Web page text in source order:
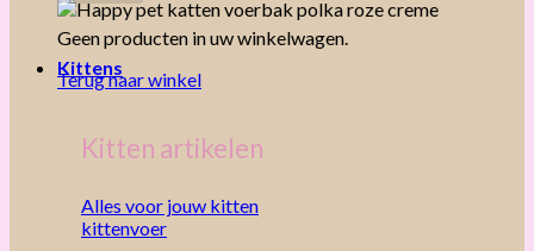
Geen producten in uw winkelwagen.
Terug naar winkel
Kittens
Kitten artikelen
Alles voor jouw kitten
kittenvoer